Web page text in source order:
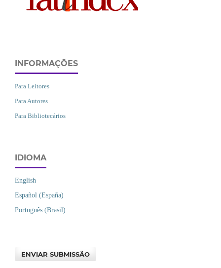
INFORMAÇÕES
Para Leitores
Para Autores
Para Bibliotecários
IDIOMA
English
Español (España)
Português (Brasil)
ENVIAR SUBMISSÃO